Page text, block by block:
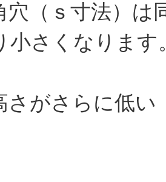
（ｓ寸法）は
小さくなります
さがさらに低い